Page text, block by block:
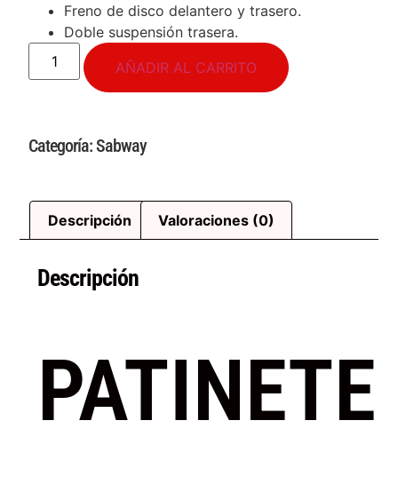
Freno de disco delantero y trasero.
Doble suspensión trasera.
AÑADIR AL CARRITO
Categoría:Sabway
Descripción Valoraciones (0)
Descripción
PATINETE